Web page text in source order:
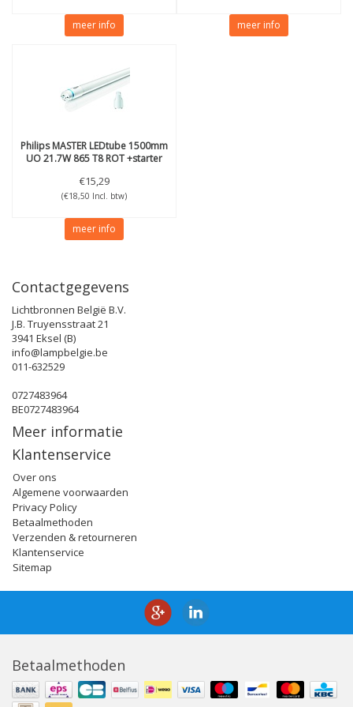
meer info meer info
PhilipsMASTER LEDtube 1500mm
UO 21.7W 865 T8 ROT +starter
€15,29
(€18,50 Incl. btw)
meer info
Contactgegevens
Lichtbronnen België B.V.
J.B. Truyensstraat 21
3941 Eksel (B)
info@lampbelgie.be
011-632529
0727483964
BE0727483964
Meer informatie
Klantenservice
Over ons
Algemene voorwaarden
Privacy Policy
Betaalmethoden
Verzenden & retourneren
Klantenservice
Sitemap
Betaalmethoden